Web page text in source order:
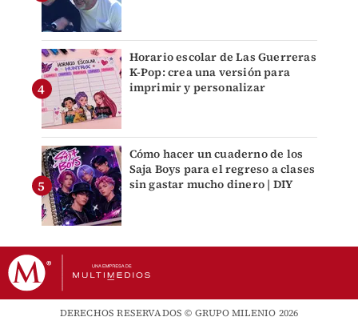
Horario escolar de Las Guerreras
K-Pop: crea una versión para
imprimir y personalizar
Cómo hacer un cuaderno de los
Saja Boys para el regreso a clases
sin gastar mucho dinero | DIY
DERECHOS RESERVADOS © GRUPO MILENIO 2026